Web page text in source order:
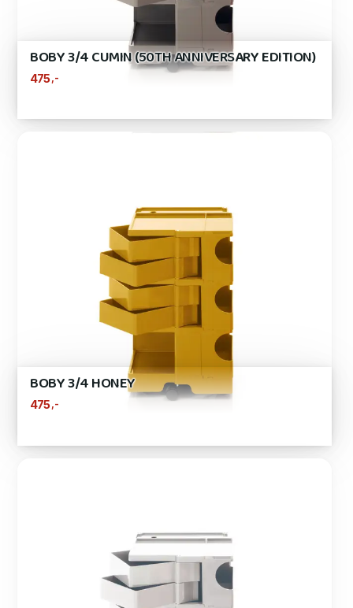
BOBY 3/4 CUMIN (50TH ANNIVERSARY EDITION)
475 ,-
BOBY 3/4 HONEY
475 ,-